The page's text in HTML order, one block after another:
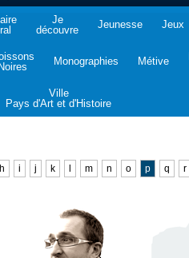
Je
découvre
Jeunesse Jeux
Noires
Monographies Métive
Ville
Pays d'Art et d'Histoire
h i j k m n o p q r